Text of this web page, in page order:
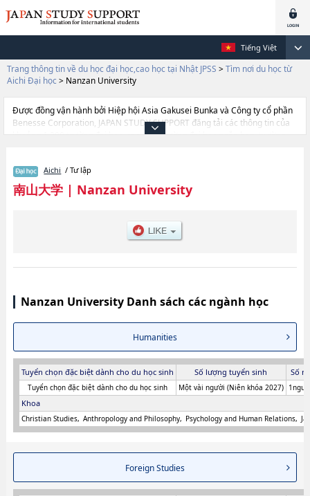
Tiếng Việt
Trang thông tin về du học đại học,cao học tại Nhật JPSS > Tìm nơi du học từ
Aichi Đại học > Nanzan University
Được đồng vận hành bởi Hiệp hội Asia Gakusei Bunka và Công ty cổ phần
Benesse Corporation, JAPAN STUDY SUPPORT đăng tải các thông tin của
khoảng 1.300 trường đại học, cao học, trường đại học ngắn hạn, trường
cần thiết dành cho du học sinh, như là về các Ngành
HumanitieshoặcNgành Foreign StudieshoặcNgành EconomicshoặcNgành
Business AdministrationhoặcNgành LawhoặcNgành Policy
Studies, thông tin về từng ngành học, thông tin liên quan đến thi tuyển như
số lượng tuyển sinh, số lượng trúng tuyển, cở sở trang thiết bị, hướng dẫn
Aichi / Tư lập
南山大学| Nanzan University
Nanzan University Danh sách các ngành học
Humanities
Tuyển chọn đặc biệt dành cho du học sinh Số lượng tuyển sinh Số
Tuyển chọn đặc biệt dành cho du học sinh Một vài người (Niên khóa 2027)
Khoa
Christian Studies Anthropology and Philosophy Psychology and Human Relations
Foreign Studies